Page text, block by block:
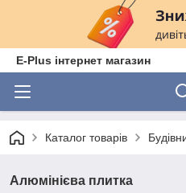
E-Plus інтернет магазин
Каталог товарів
Алюмінієва плитка